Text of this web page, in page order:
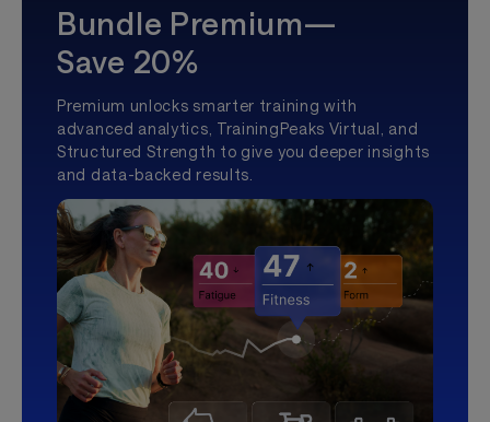
Bundle Premium—
Save 20%
Premium unlocks smarter training with
advanced analytics, TrainingPeaks Virtual, and
Structured Strength to give you deeper insights
and data-backed results.